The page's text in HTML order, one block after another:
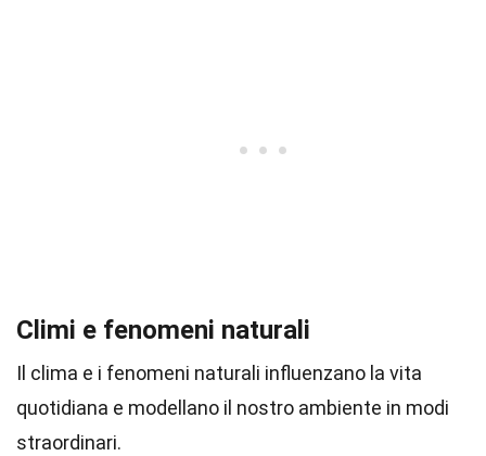
Climi e fenomeni naturali
Il clima e i fenomeni naturali influenzano la vita
quotidiana e modellano il nostro ambiente in modi
straordinari.